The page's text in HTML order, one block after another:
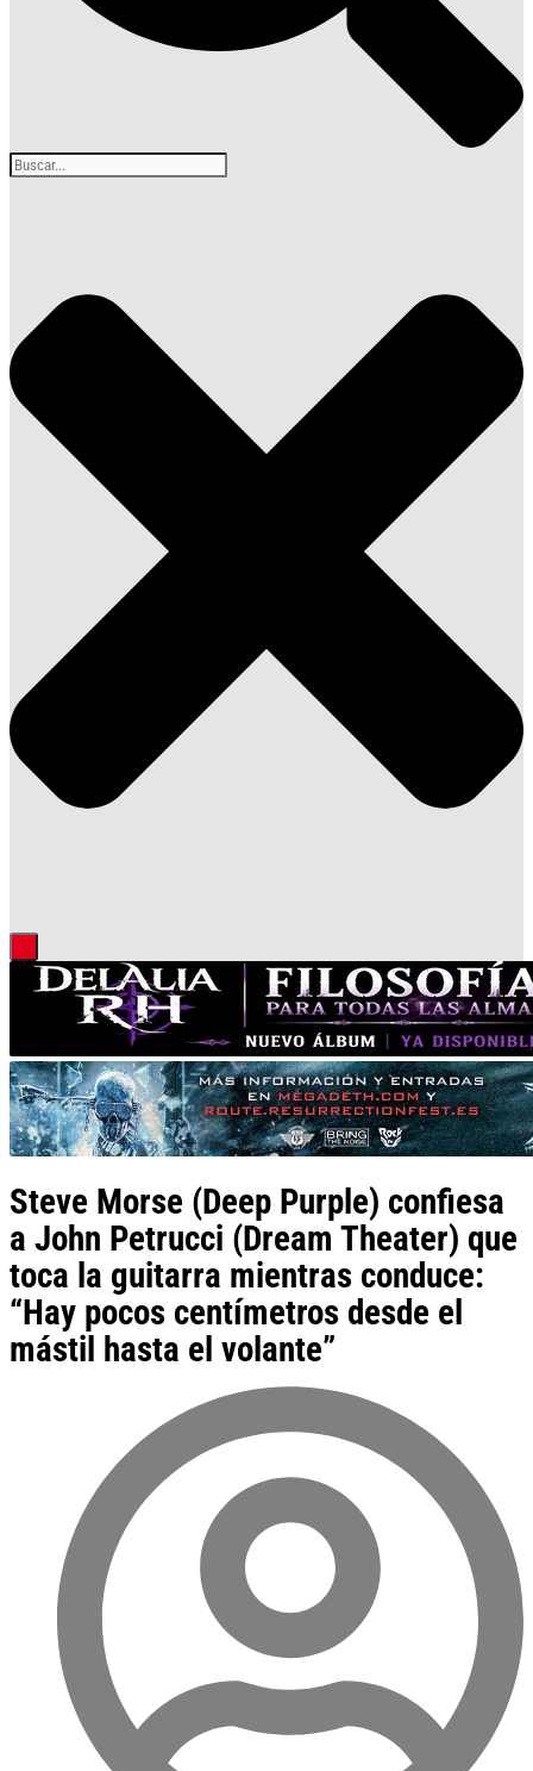
Steve Morse (Deep Purple) confiesa
a John Petrucci (Dream Theater) que
toca la guitarra mientras conduce:
“Hay pocos centímetros desde el
mástil hasta el volante”